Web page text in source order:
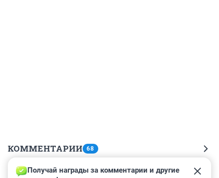
КОММЕНТАРИИ 68
Гость
Получай награды за комментарии и другие